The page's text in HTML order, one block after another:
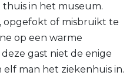
thuis in het museum.
opgefokt of misbruikt te
op een warme
gast niet de enige
man het ziekenhuis in.